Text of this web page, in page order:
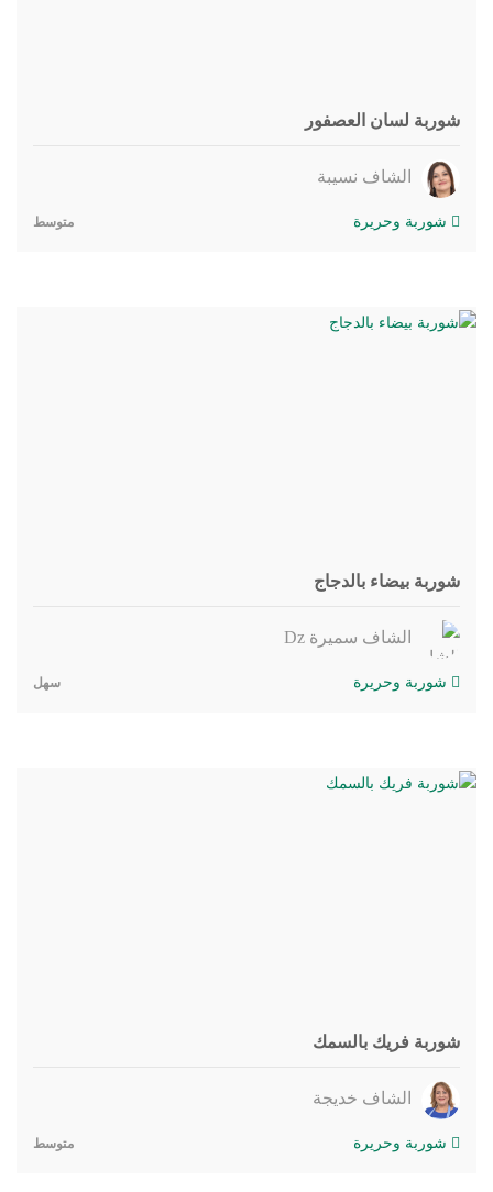
شوربة لسان العصفور
الشاف نسيبة
شوربة وحريرة متوسط
شوربة بيضاء بالدجاج
الشاف سميرة Dz
شوربة وحريرة سهل
شوربة فريك بالسمك
الشاف خديجة
شوربة وحريرة متوسط